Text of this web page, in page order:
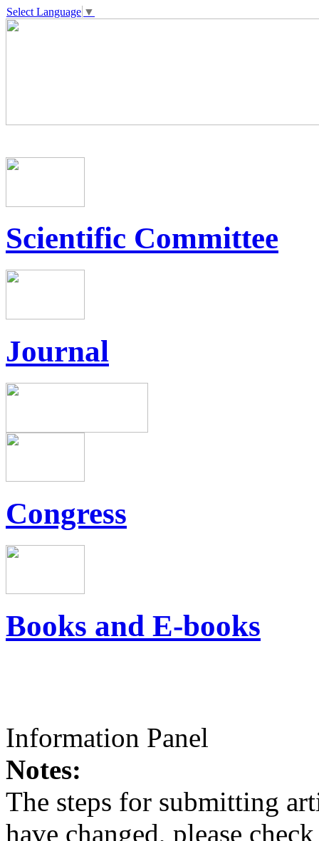
Select Language ▼
Scientific Committee
Journal
Congress
Books and E-books
Information Panel
Notes:
The steps for submitting
have changed, please